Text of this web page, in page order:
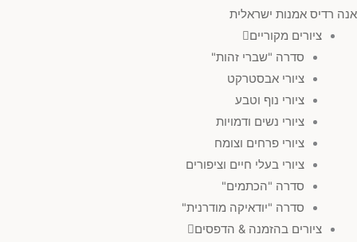
אנה רדיס אמנות ישראלית
ציורים מקוריים
סדרה "שברי זהות"
ציורי אבסטרקט
ציורי נוף וטבע
ציורי נשים ודמויות
ציורי פרחים וצומח
ציורי בעלי חיים וציפורים
סדרה "הכתמים"
סדרה "יודאיקה מודרנית"
ציורים בהזמנה & הדפסים